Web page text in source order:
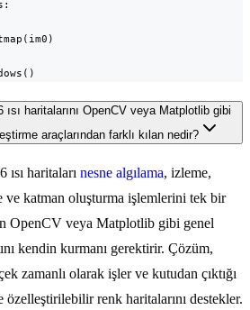
haritalarını OpenCV veya Matplotlib gibi
araçlarından farklı kılan nedir?
haritaları nesne algılama, izleme,
katman oluşturma işlemlerini tek bir
OpenCV veya Matplotlib gibi genel
kendin kurmanı gerektirir. Çözüm,
zamanlı olarak işler ve kutudan çıktığı
özelleştirilebilir renk haritalarını destekler.